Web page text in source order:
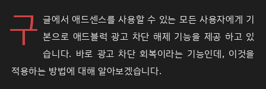
구 글에서 애드센스를 사용할 수 있는 모든 사용자에게 기
본으로 애드블럭 광고 차단 해제 기능을 제공 하고 있
습니다. 바로 광고 차단 회복이라는 기능인데, 이것을
적용하는 방법에 대해 알아보겠습니다.